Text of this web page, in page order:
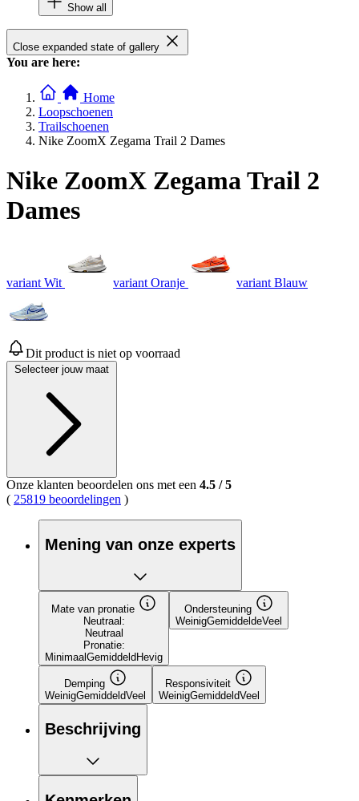
Show all
Close expanded state of gallery
You are here:
Home
Loopschoenen
Trailschoenen
Nike ZoomX Zegama Trail 2 Dames
Nike ZoomX Zegama Trail 2
Dames
variant Wit variant Oranje variant Blauw
Dit product is niet op voorraad
Selecteer jouw maat
Onze klanten beoordelen ons met een 4.5 /5
( 25819 beoordelingen )
Mening van onze experts
Mate van pronatie
Neutraal:
Neutraal
Pronatie:
MinimaalGemiddeld Hevig
Ondersteuning
WeinigGemiddeldeVeel
Demping
WeinigGemiddeldVeel
Responsiviteit
WeinigGemiddeldVeel
Beschrijving